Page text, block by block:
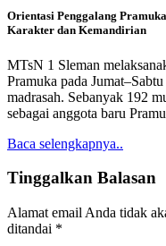
Orientasi Penggalang
Karakter dan Kemandirian
MTsN 1 Sleman
Pramuka pada
madrasah. Sebanyak 192
sebagai anggota baru
Baca selengkapnya..
Tinggalkan Balasan
Alamat email Anda tidak
ditandai *